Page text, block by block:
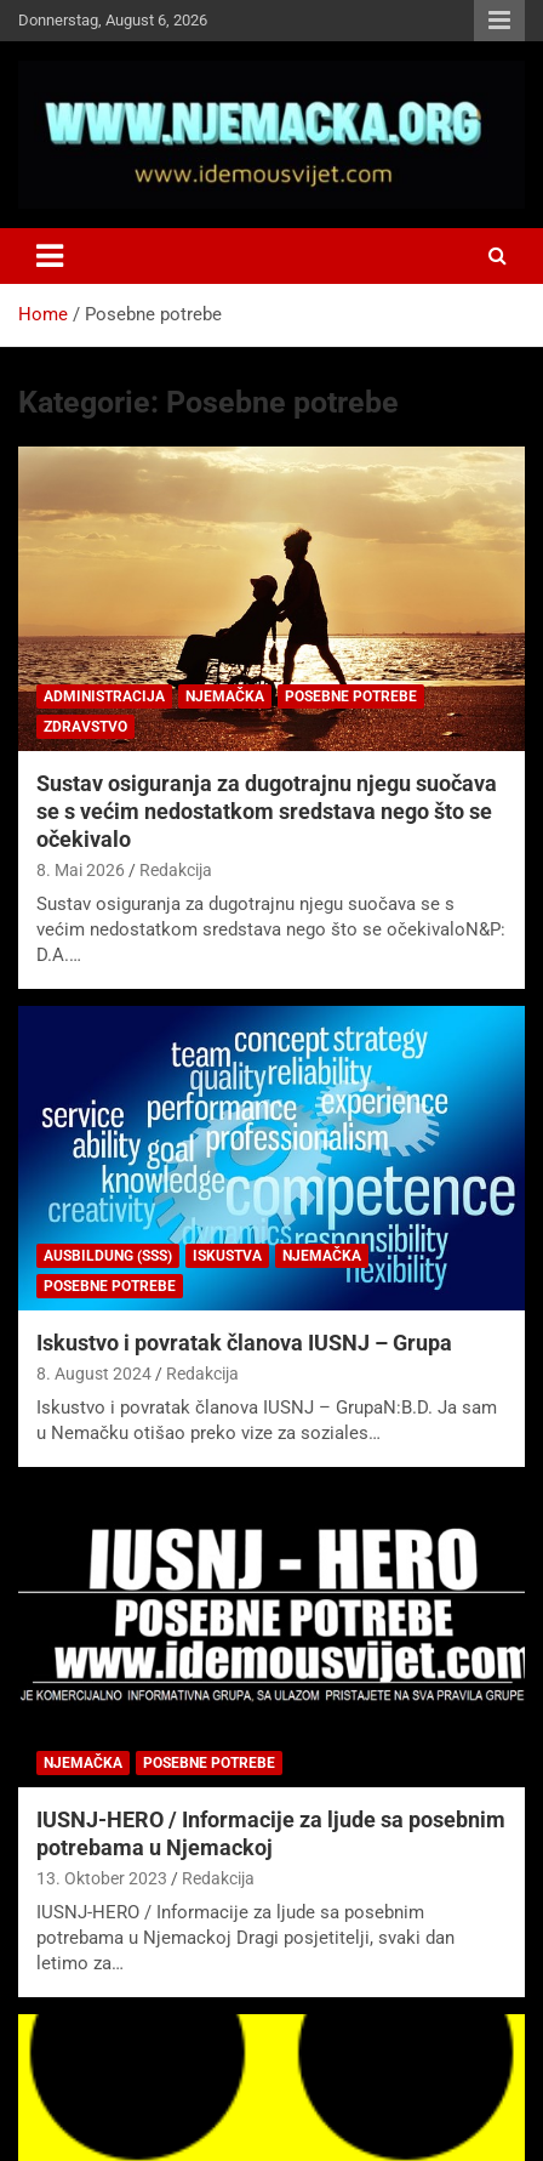
Skip
to
Donnerstag, August 6, 2026
Idemo u Svijet-Njemacka!
Home Posebne potrebe
Kategorie: Posebne potrebe
ADMINISTRACIJA NJEMAČKA
POSEBNE POTREBE
ZDRAVSTVO
Sustav osiguranja za dugotrajnu njegu suočava
se s većim nedostatkom sredstava nego što se
očekivalo
8. Mai 2026 Redakcija
Sustav osiguranja za dugotrajnu njegu suočava se s
većim nedostatkom sredstava nego što se očekivaloN&P:
D.A.…
AUSBILDUNG (SSS) ISKUSTVA
NJEMAČKA
POSEBNE POTREBE
Iskustvo i povratak članova IUSNJ – Grupa
8. August 2024 Redakcija
Iskustvo i povratak članova IUSNJ – GrupaN:B.D. Ja sam
u Nemačku otišao preko vize za soziales…
NJEMAČKA POSEBNE POTREBE
IUSNJ-HERO / Informacije za ljude sa posebnim
potrebama u Njemackoj
13. Oktober 2023 Redakcija
IUSNJ-HERO / Informacije za ljude sa posebnim
potrebama u Njemackoj Dragi posjetitelji, svaki dan
letimo za…